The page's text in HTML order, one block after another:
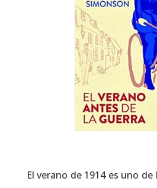
El verano de 1914 es uno